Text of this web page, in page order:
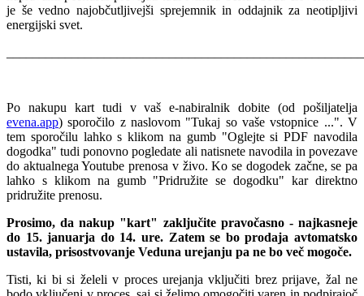
je še vedno najobčutljivejši sprejemnik in oddajnik za neotipljivi
energijski svet.
Po nakupu kart tudi v vaš e-nabiralnik dobite (od pošiljatelja
evena.app) sporočilo z naslovom "Tukaj so vaše vstopnice ...". V
tem sporočilu lahko s klikom na gumb "Oglejte si PDF navodila
dogodka" tudi ponovno pogledate ali natisnete navodila in povezave
do aktualnega Youtube prenosa v živo. Ko se dogodek začne, se pa
lahko s klikom na gumb "Pridružite se dogodku" kar direktno
pridružite prenosu.
Prosimo, da nakup "kart" zaključite pravočasno - najkasneje
do 15. januarja do 14. ure. Zatem se bo prodaja avtomatsko
ustavila, prisostvovanje Veduna urejanju pa ne bo več mogoče.
Tisti, ki bi si želeli v proces urejanja vključiti brez prijave, žal ne